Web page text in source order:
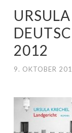
2012
9. OKTOBER